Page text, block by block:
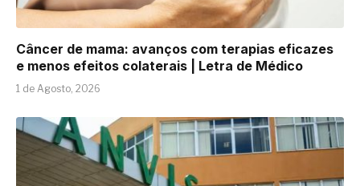
Câncer de mama: avanços com terapias eficazes
e menos efeitos colaterais | Letra de Médico
1 de Agosto, 2026